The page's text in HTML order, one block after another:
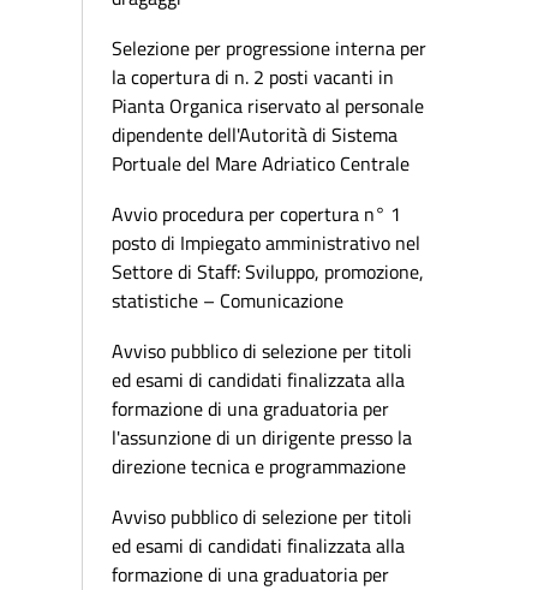
Selezione per progressione interna per
la copertura di n. 2 posti vacanti in
Pianta Organica riservato al personale
dipendente dell'Autorità di Sistema
Portuale del Mare Adriatico Centrale
Avvio procedura per copertura n° 1
posto di Impiegato amministrativo nel
Settore di Staff: Sviluppo, promozione,
statistiche – Comunicazione
Avviso pubblico di selezione per titoli
ed esami di candidati finalizzata alla
formazione di una graduatoria per
l'assunzione di un dirigente presso la
direzione tecnica e programmazione
Avviso pubblico di selezione per titoli
ed esami di candidati finalizzata alla
formazione di una graduatoria per